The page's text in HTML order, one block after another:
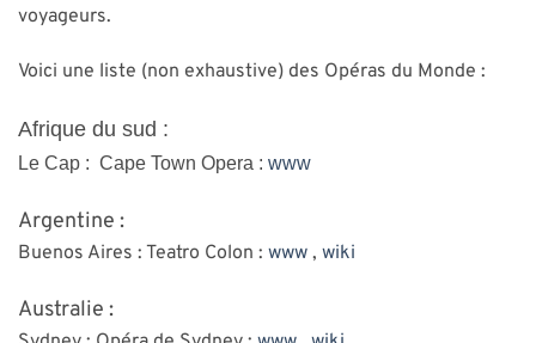
voyageurs.
Voici une liste (non exhaustive) des Opéras du Monde :
Afrique du sud :
Le Cap : Cape Town Opera : www
Argentine :
Buenos Aires : Teatro Colon : www , wiki
Australie :